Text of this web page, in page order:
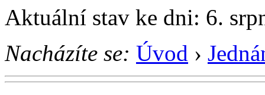
Aktuální stav ke dni: 6.
Nacházíte se: Úvod ›